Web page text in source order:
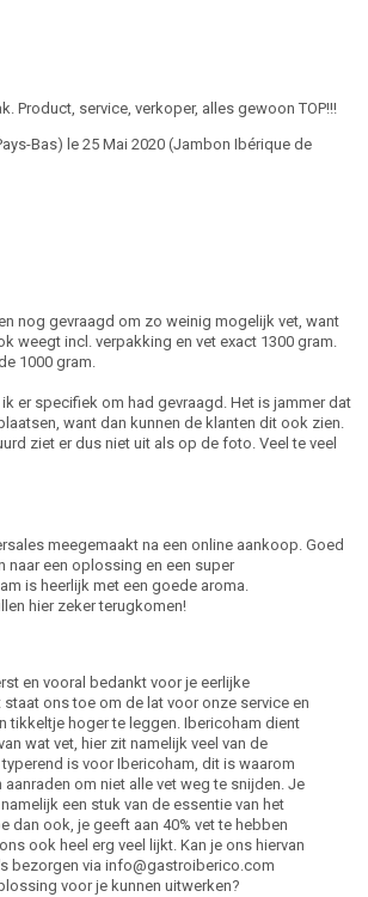
Product, service, verkoper, alles gewoon TOP!!!
Bas) le 25 Mai 2020 (Jambon Ibérique de
nog gevraagd om zo weinig mogelijk vet, want
weegt incl. verpakking en vet exact 1300 gram.
1000 gram.
er specifiek om had gevraagd. Het is jammer dat
want dan kunnen de klanten dit ook zien.
ziet er dus niet uit als op de foto. Veel te veel
meegemaakt na een online aankoop. Goed
naar een oplossing en een super
is heerlijk met een goede aroma.
hier zeker terugkomen!
en vooral bedankt voor je eerlijke
ons toe om de lat voor onze service en
tikkeltje hoger te leggen. Ibericoham dient
wat vet, hier zit namelijk veel van de
is voor Ibericoham, dit is waarom
om niet alle vet weg te snijden. Je
een stuk van de essentie van het
dan ook, je geeft aan 40% vet te hebben
ook heel erg veel lijkt. Kan je ons hiervan
bezorgen via info@gastroiberico.com
voor je kunnen uitwerken?